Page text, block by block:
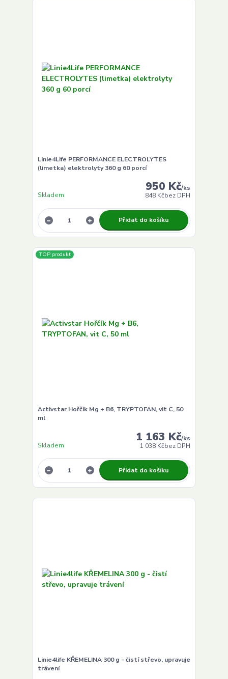
Linie4Life PERFORMANCE ELECTROLYTES
(limetka) elektrolyty 360 g 60 porcí
950 Kč/ks
848 Kčbez DPH
Skladem
Přidat do košíku
TOP produkt
Activstar Hořčík Mg + B6, TRYPTOFAN, vit C, 50
ml
1 163 Kč/ks
1 038 Kčbez DPH
Skladem
Přidat do košíku
Linie4life KŘEMELINA 300 g - čistí střevo, upravuje
trávení